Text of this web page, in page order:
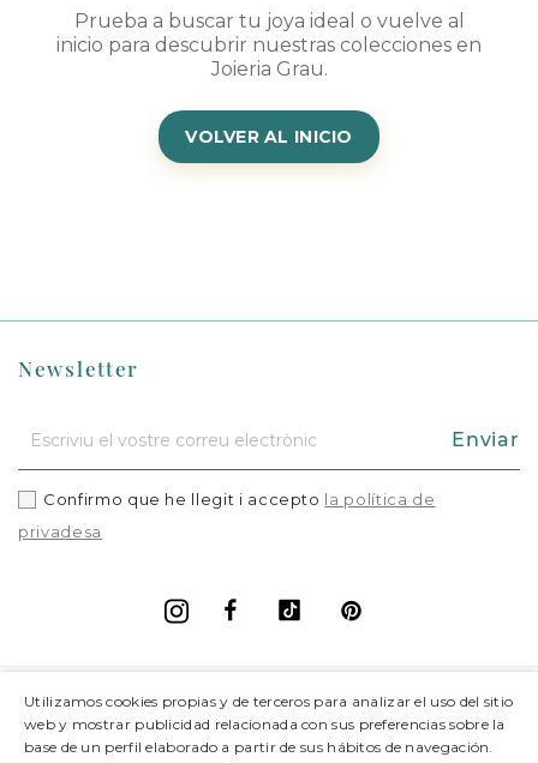
Prueba a buscar tu joya ideal o vuelve al
inicio para descubrir nuestras colecciones en
Joieria Grau.
VOLVER AL INICIO
Informació +
Newsletter
Enviar
Confirmo que he llegit i accepto la política de
privadesa
FacebookVimeo
Instagram
Utilizamos cookies propias y de terceros para analizar el uso del sitio
web y mostrar publicidad relacionada con sus preferencias sobre la
base de un perfil elaborado a partir de sus hábitos de navegación.